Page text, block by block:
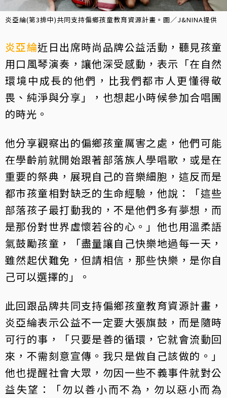
炎亞綸(第3排中)共同支持偏鄉孩童教育資源計畫。圖／J&NINA提供
炎亞綸近日出席時尚品牌公益活動，聽見孩童
用口風琴演奏，讓他深受感動，表示「在自然
環境中成長的他們，比我們都市人更懂得敬
畏、純淨與分享」，也想起小時候參加合唱團
的時光。
他分享觀察出的偏鄉孩童厲害之處，他們可能
在學齡前就開始跟著部落族人學唱歌，或是在
重要的祭典，展現自己的音樂細胞，這反而是
都市孩童相對缺乏的生命經驗，他說：「這些
部落孩子最打動我的，不是他們多有夢想，而
是那份對世界虛懷若谷的心。」他也用溫柔語
氣鼓勵孩童，「盡量讓自己快樂地過每一天，
雖然起伏難免，但請相信，那些快樂，是你自
己可以選擇的」。
此回跟品牌共同支持偏鄉孩童教育資源計畫，
炎亞綸表示公益不一定要大張旗鼓，而是隨時
可行的事，「只要是善的循環，它就會流動回
來，不需刻意宣傳。我只是做自己該做的。」
他也提醒社會大眾，勿因一些不義事件就對公
益失望：「勿以善小而不為，勿以惡小而為